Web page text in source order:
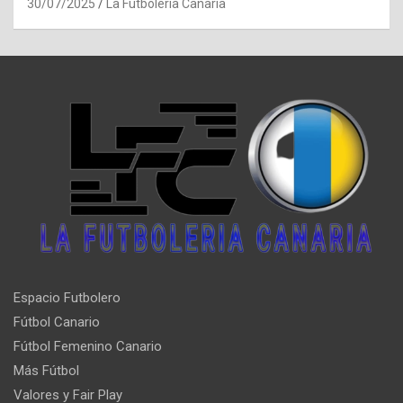
30/07/2025 La Futbolería Canaria
Espacio Futbolero
Fútbol Canario
Fútbol Femenino Canario
Más Fútbol
Valores y Fair Play